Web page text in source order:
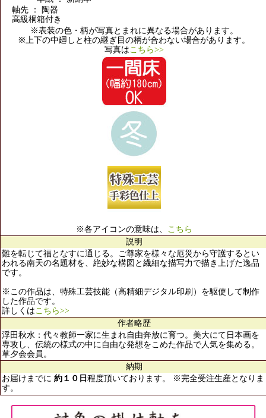
軸先 ： 陶器
高級桐箱付き
※表装の色・柄が写真とまれに異なる場合があります。
※上下の中廻しと柱の継ぎ目の柄が合わない場合があります。
写真はこちら>>
※各アイコンの意味は、 こちら
説明
難を転じて福となすに通じる。ご尊家を様々な厄災から守護するとい
われる南天の名題材を、絶妙な構図と繊細な描写力で描き上げた逸品
です。
※この作品は、特殊工芸技能（高精細デジタル印刷）を駆使して制作
した作品です。
詳しくはこちら>>
作者略歴
浮田秋水：代々教師一家に生まれ自由奔放に育つ。美大にて日本画を
専攻し、伝統の様式の中に自由な発想をこめた作品で人気を集める。
草夕会会員。
納期
お届けまでに 約１０日 程度頂いております。 ※完全受注生産となりま
す。